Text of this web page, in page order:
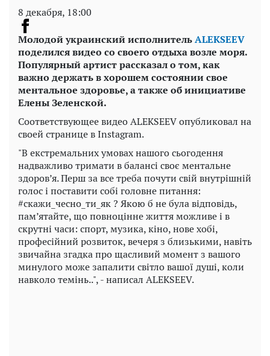
8 декабря, 18:00
Молодой украинский исполнительALEKSEEV
поделился видео со своего отдыха возле моря.
Популярный артист рассказал о том, как
важно держать в хорошем состоянии свое
ментальное здоровье, а также об инициативе
Елены Зеленской.
Соответствующее видео ALEKSEEV опубликовал на
своей странице в Instagram.
"В екстремальних умовах нашого сьогодення
надважливо тримати в балансі своє ментальне
здоров’я. Перш за все треба почути свій внутрішній
голос і поставити собі головне питання:
#скажи_чесно_ти_як ? Якою б не була відповідь,
пам’ятайте, що повноцінне життя можливе і в
скрутні часи: спорт, музика, кіно, нове хобі,
професійний розвиток, вечеря з близькими, навіть
звичайна згадка про щасливий момент з вашого
минулого може запалити світло вашої душі, коли
навколо темінь..", - написал ALEKSEEV.